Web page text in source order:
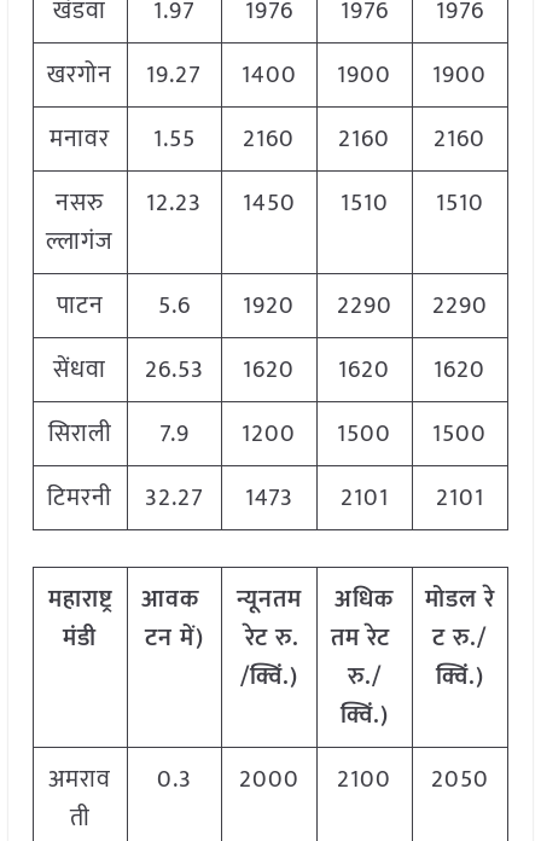
खंडवा 1.97 1976 1976
1976
खरगोन
19.27 1400 1900
1900
मनावर
1.55 2160 2160
2160
नसरु
ल्लागंज
12.23 1450 1510 1510
पाटन 5.6 1920 2290
2290
सेंधवा
26.53 1620 1620
1620
सिराली
7.9 1200 1500
1500
टिमरनी
32.27 1473 2101 2101
महाराष्ट्र
मंडी
आवक
टनमें)
न्यूनतम
रेटरु.
/क्विं.)
अधिक
तमरेट
रु./
क्विं.)
मोडलरे
टरु./
क्विं.)
अमराव
ती
0.3 2000 2100 2050